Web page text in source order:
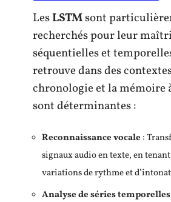
LesLSTMsont
recherchés pour leur
séquentielles et
retrouve dans des
chronologie et la mémoire
sont déterminantes :
Reconnaissance vocale :
signaux audio en texte, en
variations de rythme et
Analyse de séries temporelles